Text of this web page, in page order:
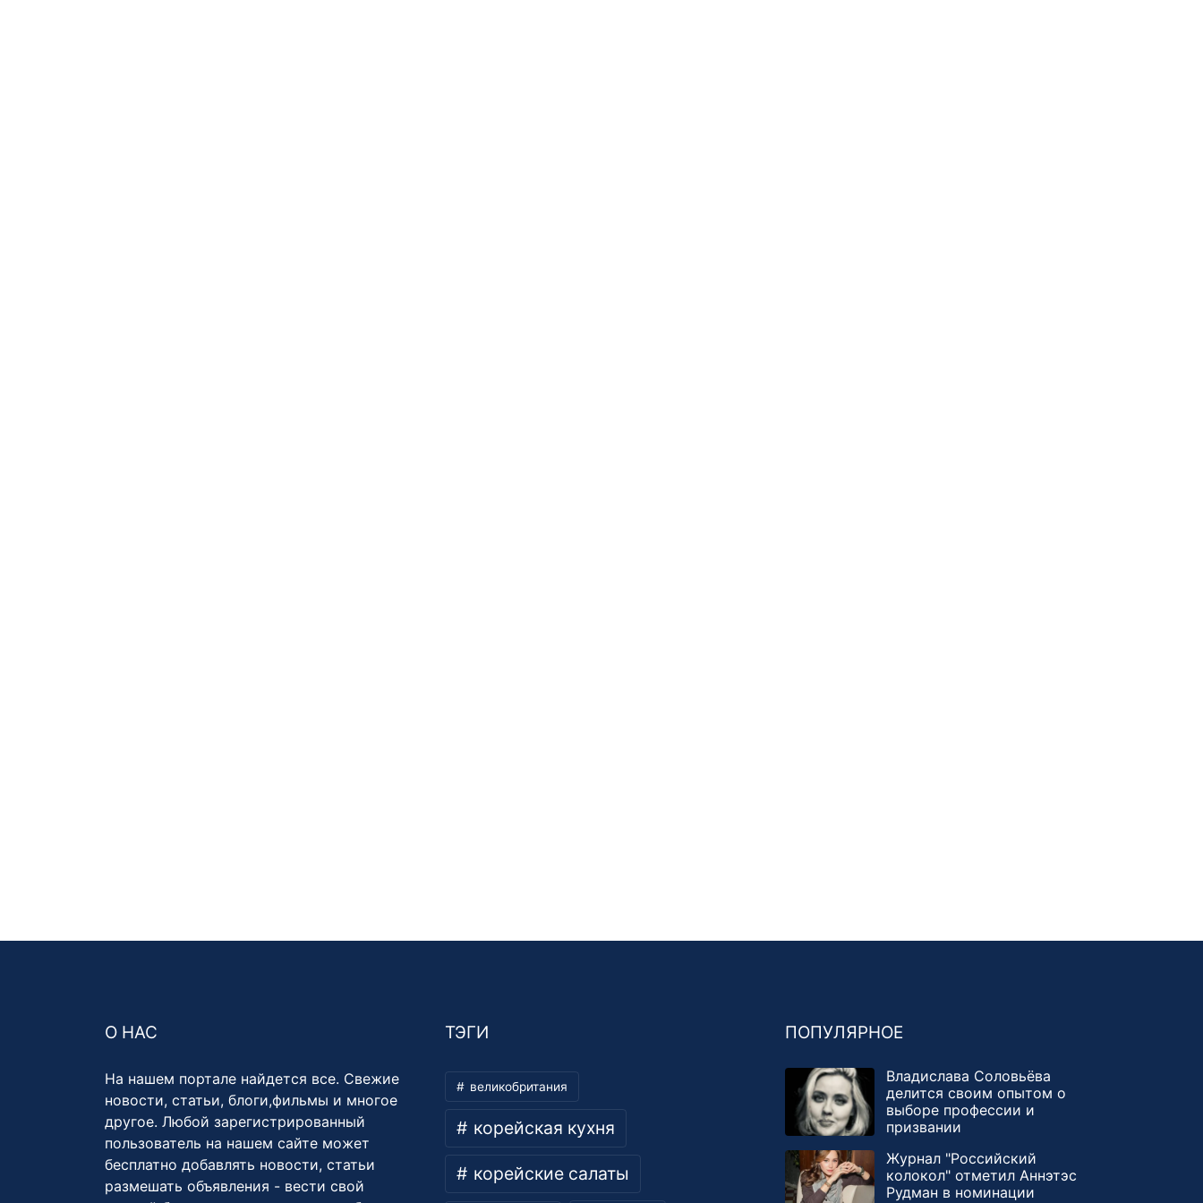
О НАС
На нашем портале найдется все. Свежие
новости, статьи, блоги,фильмы и многое
другое. Любой зарегистрированный
пользователь на нашем сайте может
бесплатно добавлять новости, статьи
размешать объявления - вести свой
ТЭГИ
великобритания
корейская кухня
корейские салаты
ПОПУЛЯРНОЕ
Владислава Соловьёва
делится своим опытом о
выборе профессии и
призвании
Журнал "Российский
колокол" отметил Аннэтэс
Рудман в номинации